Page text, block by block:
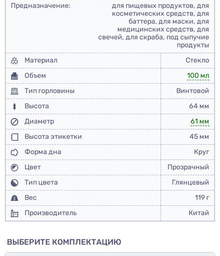
Предназначение:
для пищевых продуктов, для
косметических средств, для
баттера, для маски, для
медицинских средств, для
свечей, для скраба, под сыпучие
продукты
Материал
Стекло
Объем
100 мл
Тип горловины
Винтовой
Высота
64 мм
Диаметр
61 мм
Высота этикетки
45 мм
Форма дна
Круг
Цвет
Прозрачный
Тип цвета
Глянцевый
Вес
119 г
Производитель
Китай
ВЫБЕРИТЕ КОМПЛЕКТАЦИЮ